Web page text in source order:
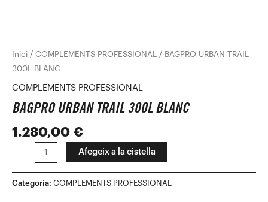
Inici / COMPLEMENTS PROFESSIONAL
/ BAGPRO URBAN TRAIL
300L BLANC
COMPLEMENTS PROFESSIONAL
BAGPRO URBAN TRAIL 300L BLANC
1.280,00 €
Afegeix a la cistella
Categoria: COMPLEMENTS PROFESSIONAL